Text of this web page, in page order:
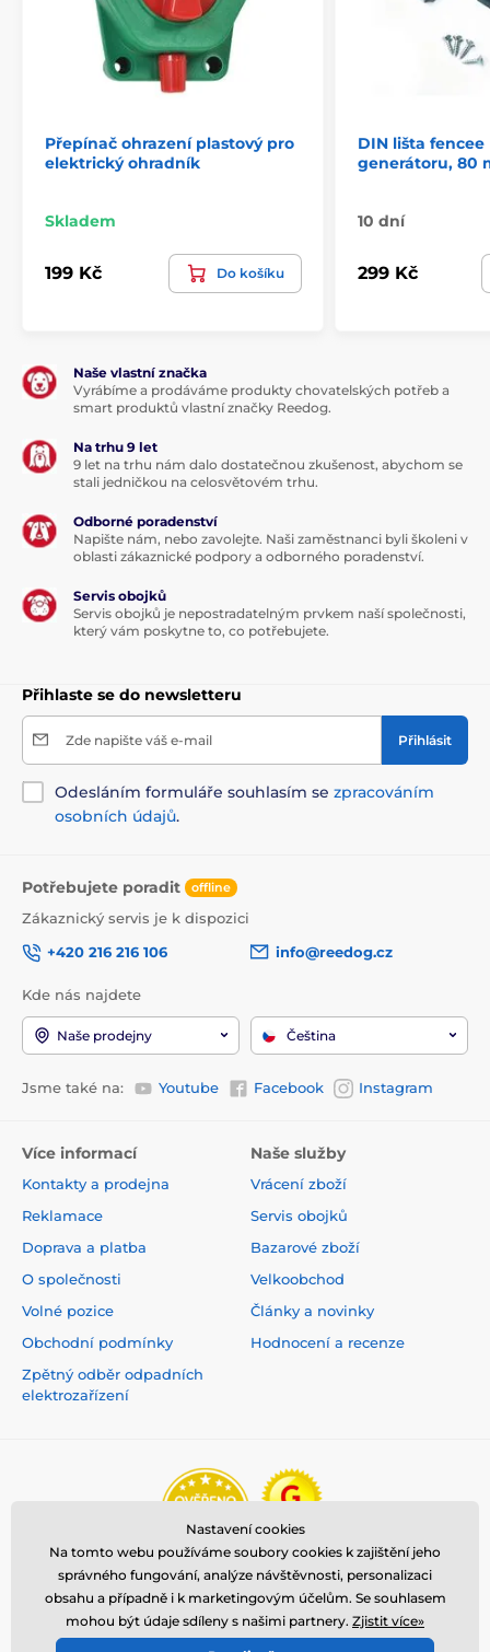
Přepínač ohrazení plastový pro
elektrický ohradník
Skladem
199 Kč Do košíku
DIN lišta
generátoru, 80
10 dní
299 Kč
Naše vlastní značka
Vyrábíme a prodáváme produkty chovatelských potřeb a
smart produktů vlastní značky Reedog.
Na trhu 9 let
9 let na trhu nám dalo dostatečnou zkušenost, abychom se
stali jedničkou na celosvětovém trhu.
Odborné poradenství
Napište nám, nebo zavolejte. Naši zaměstnanci byli školeni v
oblasti zákaznické podpory a odborného poradenství.
Servis obojků
Servis obojků je nepostradatelným prvkem naší společnosti,
který vám poskytne to, co potřebujete.
Přihlaste se do newsletteru
Zde napište váš e-mail Přihlásit
Odesláním formuláře souhlasím se zpracováním
osobních údajů.
Potřebujete poradit offline
Zákaznický servis je k dispozici
+420 216 216 106
info@reedog.cz
Kde nás najdete
Naše prodejny Čeština
Jsme také na: Youtube Facebook Instagram
Více informací
Kontakty a prodejna
Reklamace
Doprava a platba
O společnosti
Volné pozice
Obchodní podmínky
Zpětný odběr odpadních
elektrozařízení
Naše služby
Vrácení zboží
Servis obojků
Bazarové zboží
Velkoobchod
Články a novinky
Hodnocení a recenze
Nastavení cookies
Na tomto webu používáme soubory cookies k zajištění jeho
správného fungování, analýze návštěvnosti, personalizaci
obsahu a případně i k marketingovým účelům. Se souhlasem
mohou být údaje sdíleny s našimi partnery. Zjistit více»